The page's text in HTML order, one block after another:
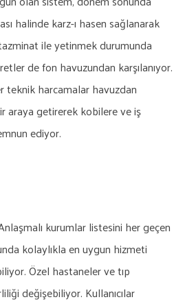
halinde karz-ı hasen sağlanarak
ile yetinmek durumunda
de fon havuzundan karşılanıyor.
teknik harcamalar havuzdan
araya getirerek kobilere ve iş
ediyor.
kurumlar listesini her geçen
kolaylıkla en uygun hizmeti
Özel hastaneler ve tıp
değişebiliyor. Kullanıcılar